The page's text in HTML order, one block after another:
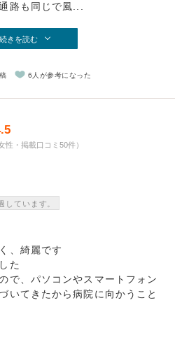
路も同じで風...
続きを読む
6人が参考になった
性・掲載口コミ50件）
しています。
、綺麗です
た
で、パソコンやスマートフォン
いてきたから病院に向かうこと